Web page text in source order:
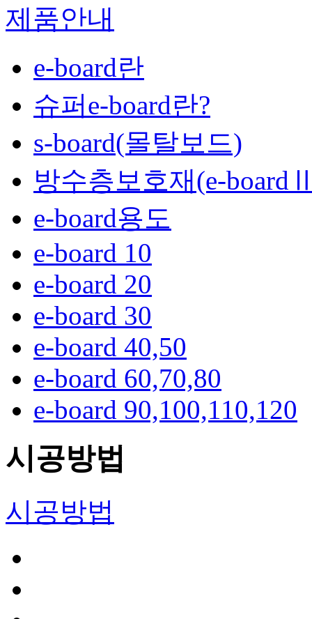
제품안내
e-board란
슈퍼e-board란?
s-board(몰탈보드)
방수층보호재(e-
e-board용도
e-board 10
e-board 20
e-board 30
e-board 40,50
e-board 60,70,80
e-board 90,100,110,120
시공방법
시공방법